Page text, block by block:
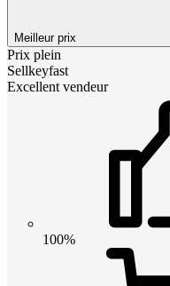
Meilleur prix
Prix plein
Sellkeyfast
Excellent vendeur
100%